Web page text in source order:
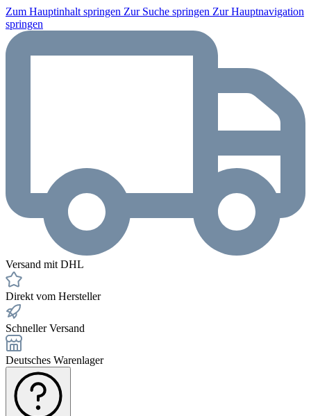
Zum Hauptinhalt springen Zur Suche springen Zur Hauptnavigation
springen
Versand mit DHL
Direkt vom Hersteller
Schneller Versand
Deutsches Warenlager